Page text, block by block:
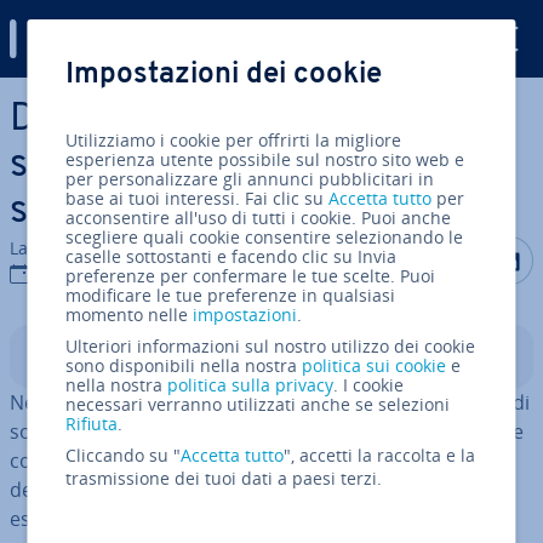
Vai al contenuto prin­ci­pa­le
Diagrammi di stato UML: vi­
sua­liz­za­re le sequenze degli
stati degli oggetti
La redazione di IONOS
20 lug 2020
Condividi
Indice
Nello sviluppo di un prodotto o nella pro­gram­ma­zio­ne di
software i diagrammi di stato UML servono a raf­fi­gu­ra­re
con immagini e in maniera com­pren­si­bi­le ilciclo di vita
dei singoli oggetti. Questo tipo di diagramma, pur
essendo co­sti­tui­to solo da pochi elementi, se uti­liz­za­to
Impostazioni dei cookie
Utilizziamo i cookie per offrirti la migliore
esperienza utente possibile sul nostro sito web e
per personalizzare gli annunci pubblicitari in
base ai tuoi interessi. Fai clic suAccetta tutto per
acconsentire all'uso di tutti i cookie. Puoi anche
scegliere quali cookie consentire selezionando le
caselle sottostanti e facendo clic su Invia
preferenze per confermare le tue scelte. Puoi
modificare le tue preferenze in qualsiasi
momento nelle impostazioni.
Ulteriori informazioni sul nostro utilizzo dei cookie
sono disponibili nella nostra politica sui cookie e
nella nostra politica sulla privacy. I cookie
necessari verranno utilizzati anche se selezioni
Rifiuta.
Cliccando su "Accetta tutto", accetti la raccolta e la
trasmissione dei tuoi dati a paesi terzi.